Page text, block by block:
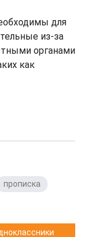
для
из-за
органами
как
прописка